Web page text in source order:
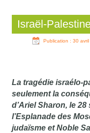
Israël-
Publication : 30 avril
La tragédie israélo-
seulement la
d’Ariel Sharon, le
l’Esplanade des
judaïsme et Noble